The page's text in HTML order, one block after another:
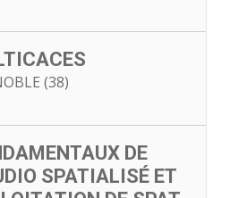
(38)
DE
SPATIALISÉ ET